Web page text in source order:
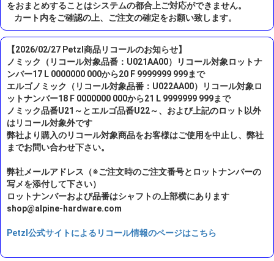
をおまとめすることはシステムの都合上ご対応ができません。
カート内をご確認の上、ご注文の確定をお願い致します。
【2026/02/27 Petzl商品リコールのお知らせ】
ノミック（リコール対象品番：U021AA00）リコール対象ロットナ
ンバー17 L 0000000 000から20 F 9999999 999まで
エルゴノミック（リコール対象品番：U022AA00）リコール対象ロ
ットナンバー18 F 0000000 000から21 L 9999999 999まで
ノミック品番U21～とエルゴ品番U22～、および上記のロット以外
はリコール対象外です
弊社より購入のリコール対象商品をお客様はご使用を中止し、弊社
までお問い合わせ下さい。
弊社メールアドレス（※ご注文時のご注文番号とロットナンバーの
写メを添付して下さい）
ロットナンバーおよび品番はシャフトの上部横にあります
shop@alpine-hardware.com
Petzl公式サイトによるリコール情報のページはこちら